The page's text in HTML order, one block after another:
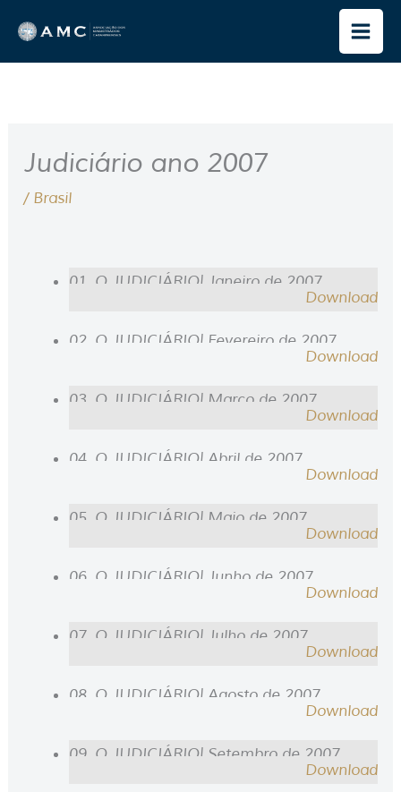
para
o
Judiciário ano 2007
/ Brasil
01. O JUDICIÁRIO| Janeiro de 2007
Download
02. O JUDICIÁRIO| Fevereiro de 2007
Download
03. O JUDICIÁRIO| Março de 2007
Download
04. O JUDICIÁRIO| Abril de 2007
Download
05. O JUDICIÁRIO| Maio de 2007
Download
06. O JUDICIÁRIO| Junho de 2007
Download
07. O JUDICIÁRIO| Julho de 2007
Download
08. O JUDICIÁRIO| Agosto de 2007
Download
09. O JUDICIÁRIO| Setembro de 2007
Download